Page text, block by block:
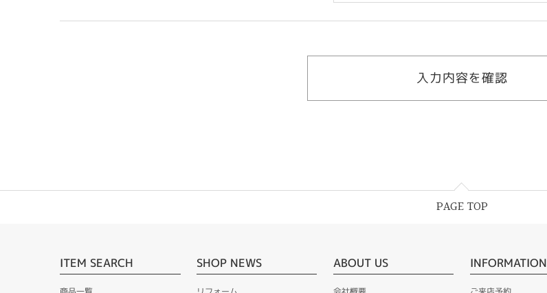
PAGE TOP
ITEM SEARCH SHOP NEWS ABOUT US INFORMATION